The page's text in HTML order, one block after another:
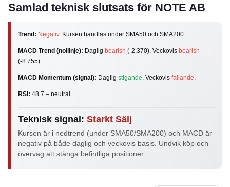
Samlad teknisk slutsats för NOTE AB
Trend: Negativ. Kursen handlas under SMA50 och SMA200.
MACD Trend (nollinje): Daglig bearish (-2.370). Veckovis bearish
(-8.755).
MACD Momentum (signal): Daglig stigande . Veckovis fallande
RSI: 48.7 – neutral.
Teknisk signal: Starkt Sälj
Kursen är i nedtrend (under SMA50/SMA200) och MACD är
negativ på både daglig och veckovis basis. Undvik köp och
överväg att stänga befintliga positioner.